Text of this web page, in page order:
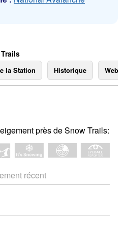
la Station Historique
près de Snow Trails:
récent